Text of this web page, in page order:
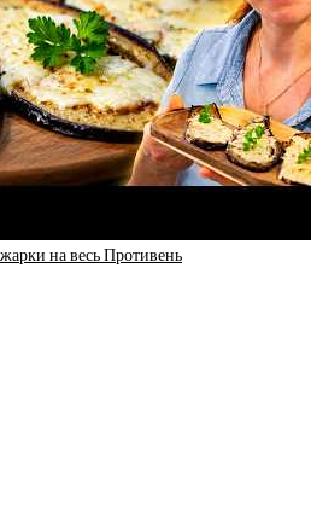
на весь Противень